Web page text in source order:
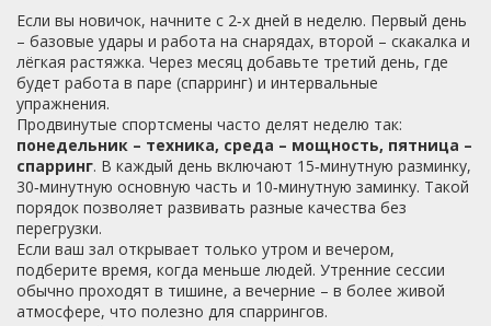
Если вы новичок, начните с 2‑х дней в неделю. Первый день
– базовые удары и работа на снарядах, второй – скакалка и
лёгкая растяжка. Через месяц добавьте третий день, где
будет работа в паре (спарринг) и интервальные
упражнения.
Продвинутые спортсмены часто делят неделю так:
понедельник – техника, среда – мощность, пятница –
спарринг. В каждый день включают 15‑минутную разминку,
30‑минутную основную часть и 10‑минутную заминку. Такой
порядок позволяет развивать разные качества без
перегрузки.
Если ваш зал открывает только утром и вечером,
подберите время, когда меньше людей. Утренние сессии
обычно проходят в тишине, а вечерние – в более живой
атмосфере, что полезно для спаррингов.